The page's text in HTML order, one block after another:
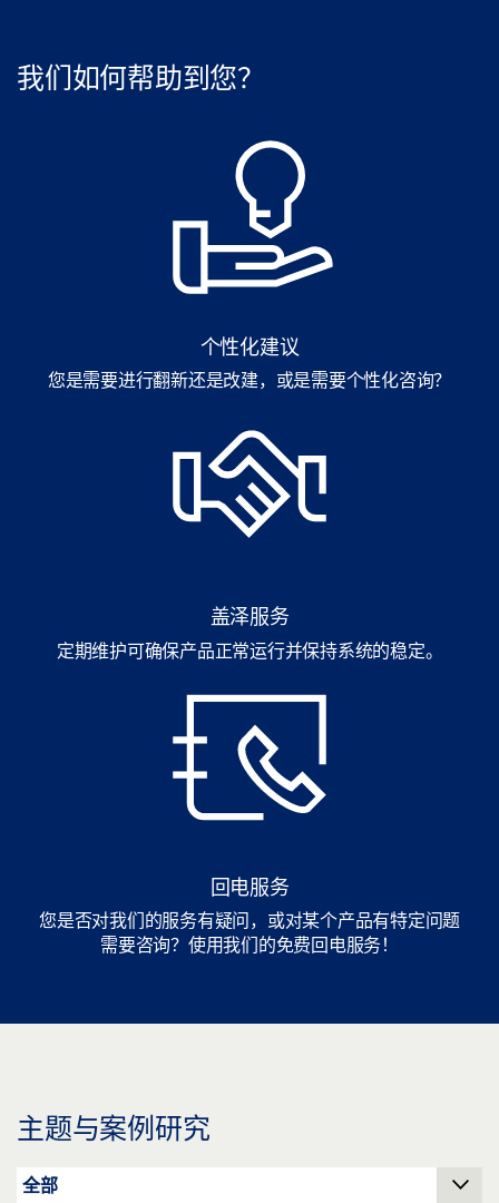
我们如何帮助到您？
个性化建议
您是需要进行翻新还是改建，或是需要个性化咨询？
盖泽服务
定期维护可确保产品正常运行并保持系统的稳定。
回电服务
您是否对我们的服务有疑问，或对某个产品有特定问题
需要咨询？使用我们的免费回电服务！
主题与案例研究